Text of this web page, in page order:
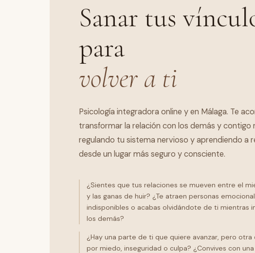
Sanar tus
para
volver a ti
Psicología integradora online y en Málaga. Te
transformar la relación con los demás y contigo
regulando tu sistema nervioso y aprendiendo a
desde un lugar más seguro y consciente.
¿Sientes que tus relaciones se mueven entre el
y las ganas de huir? ¿Te atraen personas
indisponibles o acabas olvidándote de ti mientras
los demás?
¿Hay una parte de ti que quiere avanzar, pero otra
por miedo, inseguridad o culpa? ¿Convives con